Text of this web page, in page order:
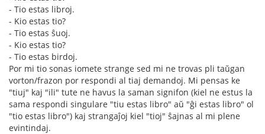
- Tio estas libroj.
- Kio estas tio?
- Tio estas ŝuoj.
- Kio estas tio?
- Tio estas birdoj.
Por mi tio sonas iomete strange sed mi ne trovas pli taŭgan
vorton/frazon por respondi al tiaj demandoj. Mi pensas ke
"tiuj" kaj "ili" tute ne havus la saman signifon (kiel ne estus la
sama respondi singulare "tiu estas libro" aŭ "ĝi estas libro" ol
"tio estas libro") kaj strangaĵoj kiel "tioj" ŝajnas al mi plene
evintindaj.